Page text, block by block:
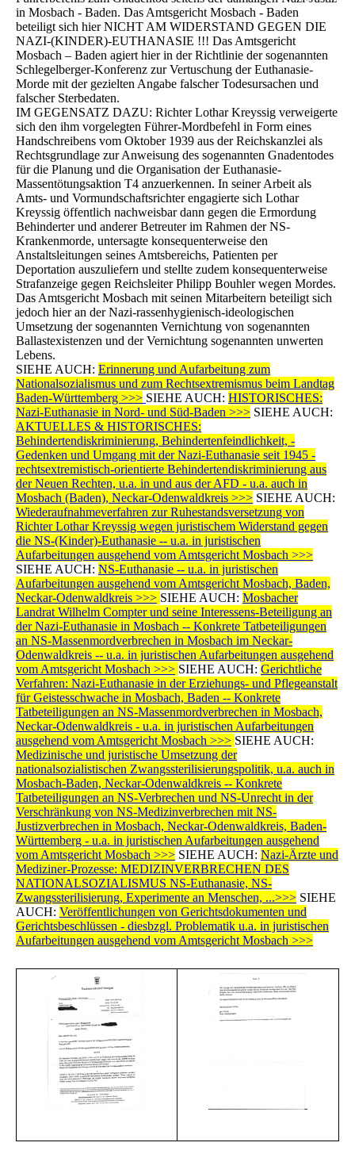
in Mosbach - Baden. Das Amtsgericht Mosbach - Baden
beteiligt sich hier NICHT AM WIDERSTAND GEGEN DIE
NAZI-(KINDER)-EUTHANASIE !!! Das Amtsgericht
Mosbach – Baden agiert hier in der Richtlinie der sogenannten
Schlegelberger-Konferenz zur Vertuschung der Euthanasie-
Morde mit der gezielten Angabe falscher Todesursachen und
falscher Sterbedaten.
IM GEGENSATZ DAZU: Richter Lothar Kreyssig verweigerte
sich den ihm vorgelegten Führer-Mordbefehl in Form eines
Handschreibens vom Oktober 1939 aus der Reichskanzlei als
Rechtsgrundlage zur Anweisung des sogenannten Gnadentodes
für die Planung und die Organisation der Euthanasie-
Massentötungsaktion T4 anzuerkennen. In seiner Arbeit als
Amts- und Vormundschaftsrichter engagierte sich Lothar
Kreyssig öffentlich nachweisbar dann gegen die Ermordung
Behinderter und anderer Betreuter im Rahmen der NS-
Krankenmorde, untersagte konsequenterweise den
Anstaltsleitungen seines Amtsbereichs, Patienten per
Deportation auszuliefern und stellte zudem konsequenterweise
Strafanzeige gegen Reichsleiter Philipp Bouhler wegen Mordes.
Das Amtsgericht Mosbach mit seinen Mitarbeitern beteiligt sich
jedoch hier an der Nazi-rassenhygienisch-ideologischen
Umsetzung der sogenannten Vernichtung von sogenannten
Ballastexistenzen und der Vernichtung sogenannten unwerten
Lebens.
SIEHE AUCH: Erinnerung und Aufarbeitung zum
Nationalsozialismus und zum Rechtsextremismus beim Landtag
Baden-Württemberg >>> SIEHE AUCH: HISTORISCHES:
Nazi-Euthanasie in Nord- und Süd-Baden >>> SIEHE AUCH:
AKTUELLES & HISTORISCHES:
Behindertendiskriminierung, Behindertenfeindlichkeit, -
Gedenken und Umgang mit der Nazi-Euthanasie seit 1945 -
rechtsextremistisch-orientierte Behindertendiskriminierung aus
der Neuen Rechten, u.a. in und aus der AFD - u.a. auch in
Mosbach (Baden), Neckar-Odenwaldkreis >>> SIEHE AUCH:
Wiederaufnahmeverfahren zur Ruhestandsversetzung von
Richter Lothar Kreyssig wegen juristischem Widerstand gegen
die NS-(Kinder)-Euthanasie -- u.a. in juristischen
Aufarbeitungen ausgehend vom Amtsgericht Mosbach >>>
SIEHE AUCH: NS-Euthanasie -- u.a. in juristischen
Aufarbeitungen ausgehend vom Amtsgericht Mosbach, Baden,
Neckar-Odenwaldkreis >>> SIEHE AUCH: Mosbacher
Landrat Wilhelm Compter und seine Interessens-Beteiligung an
der Nazi-Euthanasie in Mosbach -- Konkrete Tatbeteiligungen
an NS-Massenmordverbrechen in Mosbach im Neckar-
Odenwaldkreis -- u.a. in juristischen Aufarbeitungen ausgehend
vom Amtsgericht Mosbach >>> SIEHE AUCH: Gerichtliche
Verfahren: Nazi-Euthanasie in der Erziehungs- und Pflegeanstalt
für Geistesschwache in Mosbach, Baden -- Konkrete
Tatbeteiligungen an NS-Massenmordverbrechen in Mosbach,
Neckar-Odenwaldkreis - u.a. in juristischen Aufarbeitungen
ausgehend vom Amtsgericht Mosbach >>> SIEHE AUCH:
Medizinische und juristische Umsetzung der
nationalsozialistischen Zwangssterilisierungspolitik, u.a. auch in
Mosbach-Baden, Neckar-Odenwaldkreis -- Konkrete
Tatbeteiligungen an NS-Verbrechen und NS-Unrecht in der
Verschränkung von NS-Medizinverbrechen mit NS-
Justizverbrechen in Mosbach, Neckar-Odenwaldkreis, Baden-
Württemberg - u.a. in juristischen Aufarbeitungen ausgehend
vom Amtsgericht Mosbach >>> SIEHE AUCH: Nazi-Ärzte und
Mediziner-Prozesse: MEDIZINVERBRECHEN DES
NATIONALSOZIALISMUS NS-Euthanasie, NS-
Zwangssterilisierung, Experimente an Menschen, ...>>> SIEHE
AUCH: Veröffentlichungen von Gerichtsdokumenten und
Gerichtsbeschlüssen - diesbzgl. Problematik u.a. in juristischen
Aufarbeitungen ausgehend vom Amtsgericht Mosbach >>>